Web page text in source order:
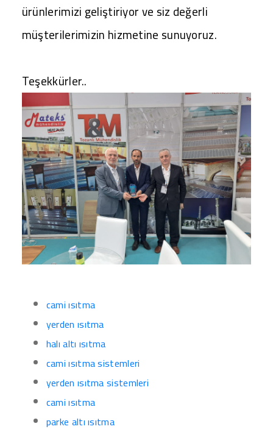
ürünlerimizi geliştiriyor ve siz değerli
müşterilerimizin hizmetine sunuyoruz.
Teşekkürler..
cami ısıtma
yerden ısıtma
halı altı ısıtma
cami ısıtma sistemleri
yerden ısıtma sistemleri
cami ısıtma
parke altı ısıtma